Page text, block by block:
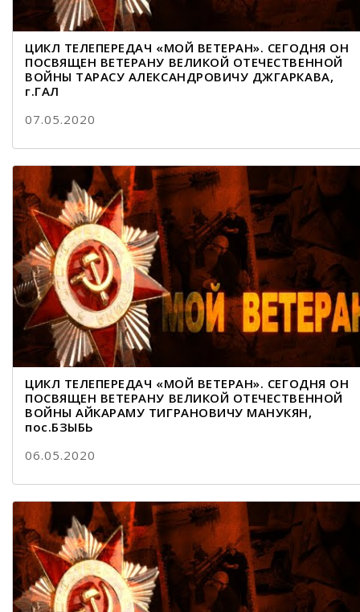
ЦИКЛ ТЕЛЕПЕРЕДАЧ «МОЙ ВЕТЕРАН». СЕГОДНЯ ОН
ПОСВЯЩЕН ВЕТЕРАНУ ВЕЛИКОЙ ОТЕЧЕСТВЕННОЙ
ВОЙНЫ ТАРАСУ АЛЕКСАНДРОВИЧУ ДЖГАРКАВА,
г.ГАЛ
07.05.2020
ЦИКЛ ТЕЛЕПЕРЕДАЧ «МОЙ ВЕТЕРАН». СЕГОДНЯ ОН
ПОСВЯЩЕН ВЕТЕРАНУ ВЕЛИКОЙ ОТЕЧЕСТВЕННОЙ
ВОЙНЫ АЙКАРАМУ ТИГРАНОВИЧУ МАНУКЯН,
пос.БЗЫБЬ
06.05.2020